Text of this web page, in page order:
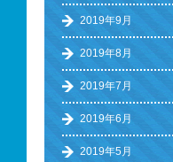
2019年9月
2019年8月
2019年7月
2019年6月
2019年5月